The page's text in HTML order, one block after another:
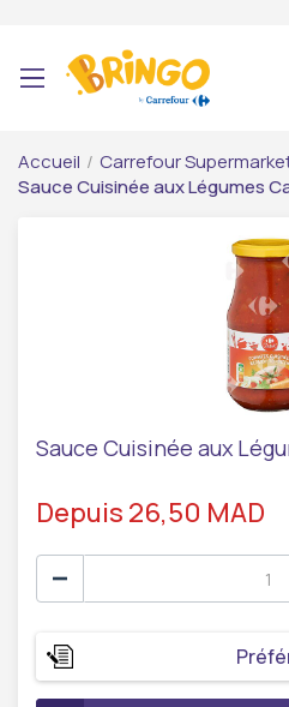
Accueil / Carrefour
Sauce Cuisinée aux Légumes
Sauce Cuisinée aux
Depuis 26,50 MAD